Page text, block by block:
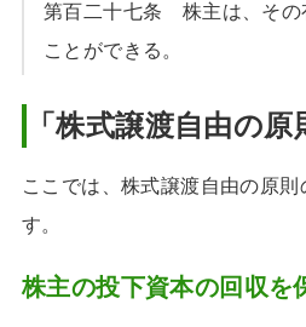
第百二十七条 株主は、その
ことができる。
「株式譲渡自由の
ここでは、株式譲渡自由の原
す。
株主の投下資本の回収を